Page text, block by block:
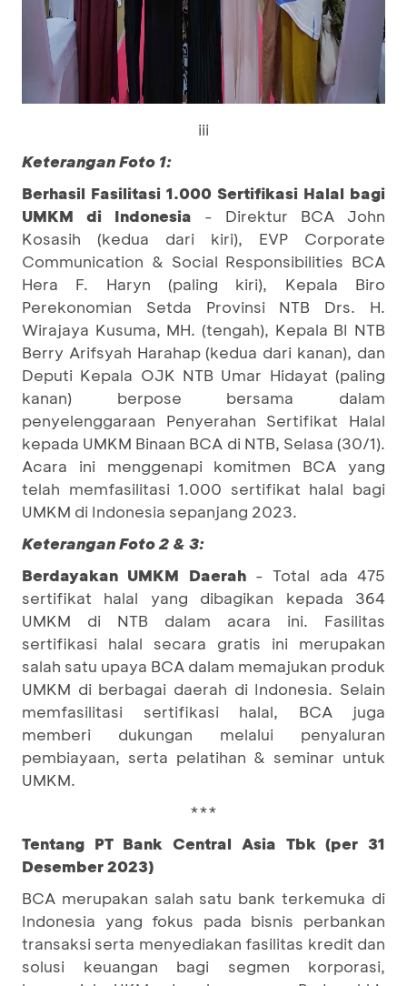
iii
Keterangan Foto 1:
Berhasil Fasilitasi 1.000 Sertifikasi Halal bagi
UMKM di Indonesia - Direktur BCA John
Kosasih (kedua dari kiri), EVP Corporate
Communication & Social Responsibilities BCA
Hera F. Haryn (paling kiri), Kepala Biro
Perekonomian Setda Provinsi NTB Drs. H.
Wirajaya Kusuma, MH. (tengah), Kepala BI NTB
Berry Arifsyah Harahap (kedua dari kanan), dan
Deputi Kepala OJK NTB Umar Hidayat (paling
kanan) berpose bersama dalam
penyelenggaraan Penyerahan Sertifikat Halal
kepada UMKM Binaan BCA di NTB, Selasa (30/1).
Acara ini menggenapi komitmen BCA yang
telah memfasilitasi 1.000 sertifikat halal bagi
UMKM di Indonesia sepanjang 2023.
Keterangan Foto 2 & 3:
Berdayakan UMKM Daerah- Total ada 475
sertifikat halal yang dibagikan kepada 364
UMKM di NTB dalam acara ini. Fasilitas
sertifikasi halal secara gratis ini merupakan
salah satu upaya BCA dalam memajukan produk
UMKM di berbagai daerah di Indonesia. Selain
memfasilitasi sertifikasi halal, BCA juga
memberi dukungan melalui penyaluran
pembiayaan, serta pelatihan & seminar untuk
UMKM.
***
Tentang PT Bank Central Asia Tbk (per 31
Desember 2023)
BCA merupakan salah satu bank terkemuka di
Indonesia yang fokus pada bisnis perbankan
transaksi serta menyediakan fasilitas kredit dan
solusi keuangan bagi segmen korporasi,